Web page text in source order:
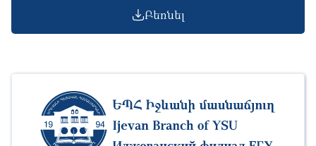
Բեռնել